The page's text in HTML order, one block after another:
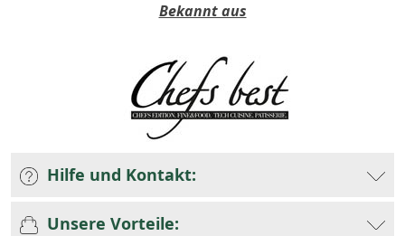
Bekannt aus
Hilfe und Kontakt:
Unsere Vorteile: